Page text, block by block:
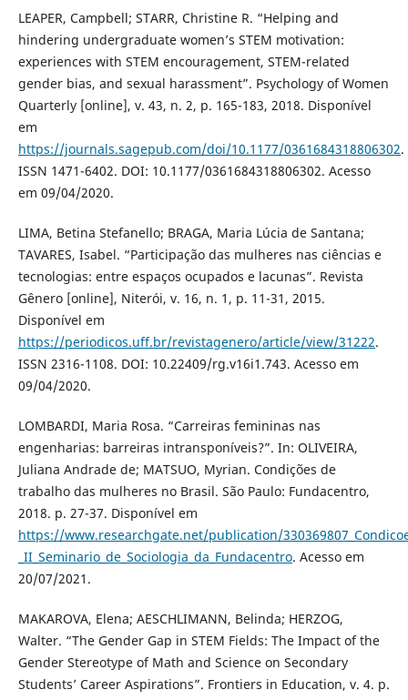
LEAPER, Campbell; STARR, Christine R. “Helping and
hindering undergraduate women’s STEM motivation:
experiences with STEM encouragement, STEM-related
gender bias, and sexual harassment”. Psychology of Women
Quarterly [online], v. 43, n. 2, p. 165-183, 2018. Disponível
em
https://journals.sagepub.com/doi/10.1177/0361684318806302.
ISSN 1471-6402. DOI: 10.1177/0361684318806302. Acesso
em 09/04/2020.
LIMA, Betina Stefanello; BRAGA, Maria Lúcia de Santana;
TAVARES, Isabel. “Participação das mulheres nas ciências e
tecnologias: entre espaços ocupados e lacunas”. Revista
Gênero [online], Niterói, v. 16, n. 1, p. 11-31, 2015.
Disponível em
https://periodicos.uff.br/revistagenero/article/view/31222.
ISSN 2316-1108. DOI: 10.22409/rg.v16i1.743. Acesso em
09/04/2020.
LOMBARDI, Maria Rosa. “Carreiras femininas nas
engenharias: barreiras intransponíveis?”. In: OLIVEIRA,
Juliana Andrade de; MATSUO, Myrian. Condições de
trabalho das mulheres no Brasil. São Paulo: Fundacentro,
2018. p. 27-37. Disponível em
https://www.researchgate.net/publication/
_II_Seminario_de_Sociologia_da_Fundacentro. Acesso em
20/07/2021.
MAKAROVA, Elena; AESCHLIMANN, Belinda; HERZOG,
Walter. “The Gender Gap in STEM Fields: The Impact of the
Gender Stereotype of Math and Science on Secondary
Students’ Career Aspirations”. Frontiers in Education, v. 4. p.